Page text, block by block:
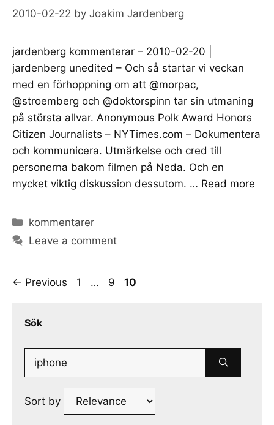
2010-02-22 by Joakim Jardenberg
jardenberg kommenterar – 2010-02-20 |
jardenberg unedited – Och så startar vi veckan
med en förhoppning om att @morpac,
@stroemberg och @doktorspinn tar sin utmaning
på största allvar. Anonymous Polk Award Honors
Citizen Journalists – NYTimes.com – Dokumentera
och kommunicera. Utmärkelse och cred till
personerna bakom filmen på Neda. Och en
mycket viktig diskussion dessutom. … Read more
Categories
kommentarer
Leave a comment
← Previous Page
1 … Page
9 Page
10
Sök
Search
for:
Sort by